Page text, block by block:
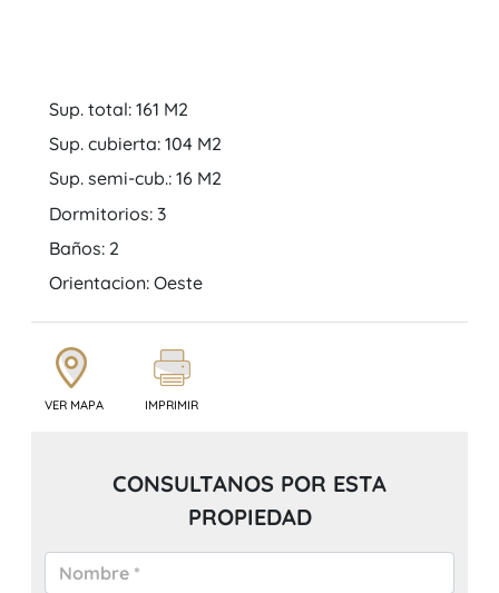
Sup. total: 161 M2
Sup. cubierta: 104 M2
Sup. semi-cub.: 16 M2
Dormitorios: 3
Baños: 2
Orientacion: Oeste
VER MAPA IMPRIMIR
CONSULTANOS POR ESTA
PROPIEDAD